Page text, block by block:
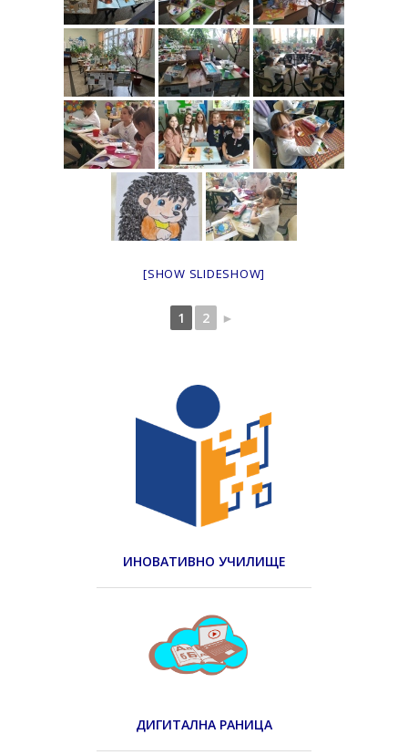
[SHOW SLIDESHOW]
1 2 ►
ИНОВАТИВНО УЧИЛИЩЕ
ДИГИТАЛНА РАНИЦА